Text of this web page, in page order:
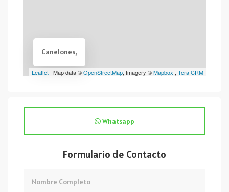
Leaflet | Map data ©OpenStreetMap, Imagery ©Mapbox , Tera CRM
Canelones,
Whatsapp
Formulario de Contacto